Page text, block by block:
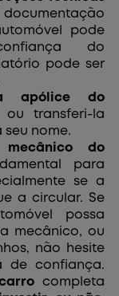
pode
do
pode ser
apólice do
ou transferi-la
nome.
mecânico do
para
se a
a circular. Se
possa
mecânico, ou
não hesite
de confiança.
completa